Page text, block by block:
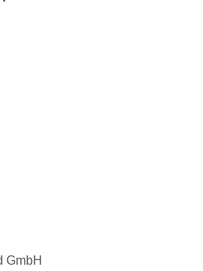
GmbH